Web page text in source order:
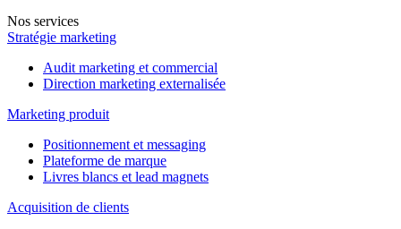
Nos services
Stratégie marketing
Audit marketing et commercial
Direction marketing externalisée
Marketing produit
Positionnement et messaging
Plateforme de marque
Livres blancs et lead magnets
Acquisition de clients